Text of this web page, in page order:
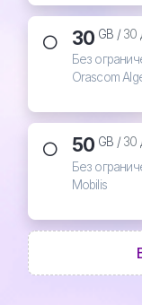
30 GB /30
Без
Orascom
50 GB /30
Без
Mobilis